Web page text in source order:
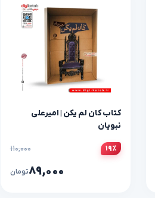
کتاب کان لم یکن | امیرعلی
نبویان
۱۹٪ ۱۱۰,۰۰۰
۸۹,۰۰۰تومان